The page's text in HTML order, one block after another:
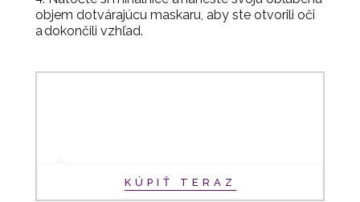
objem dotvárajúcu maskaru, aby ste otvorili oči
a dokončili vzhľad.
KÚPIŤ TERAZ